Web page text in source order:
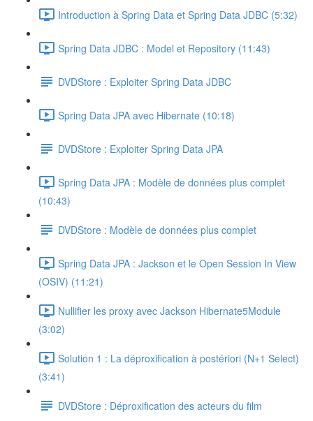
Introduction à Spring Data et Spring Data JDBC (5:32)
Spring Data JDBC : Model et Repository (11:43)
DVDStore : Exploiter Spring Data JDBC
Spring Data JPA avec Hibernate (10:18)
DVDStore : Exploiter Spring Data JPA
Spring Data JPA : Modèle de données plus complet
(10:43)
DVDStore : Modèle de données plus complet
Spring Data JPA : Jackson et le Open Session In View
(OSIV) (11:21)
Nullifier les proxy avec Jackson Hibernate5Module
(3:02)
Solution 1 : La déproxification à postériori (N+1 Select)
(3:41)
DVDStore : Déproxification des acteurs du film